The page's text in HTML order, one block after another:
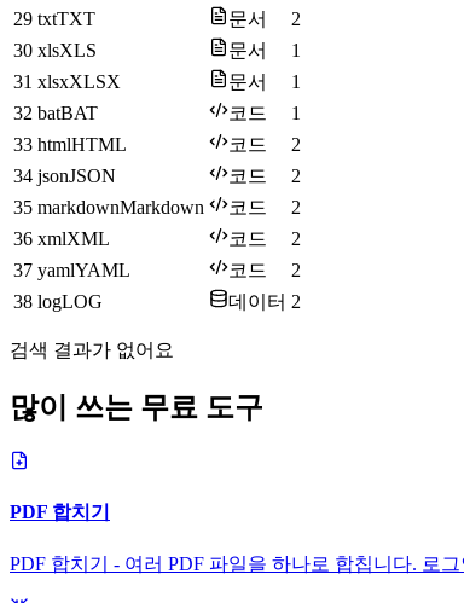
29 txtTXT 문서
2
30 xlsXLS 문서
1
31 xlsxXLSX 문서
1
32 batBAT 코드
1
33 htmlHTML 코드
2
34 jsonJSON 코드
2
35 markdownMarkdown 코드
2
36 xmlXML 코드
2
37 yamlYAML 코드
2
38 logLOG 데이터 2
검색 결과가 없어요
많이 쓰는 무료 도구
PDF 합치기
PDF 합치기 - 여러 PDF 파일을 하나로 합칩니다. 로